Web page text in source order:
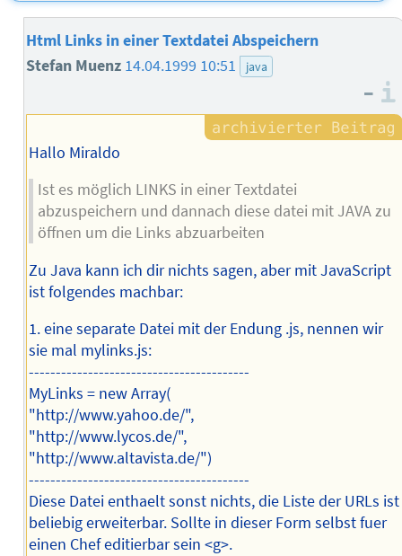
Html Links in einer Textdatei Abspeichern
Stefan Muenz 14.04.1999 10:51 java
–
Hallo Miraldo
Ist es möglich LINKS in einer Textdatei
abzuspeichern und dannach diese datei mit JAVA zu
öffnen um die Links abzuarbeiten
Zu Java kann ich dir nichts sagen, aber mit JavaScript
ist folgendes machbar:
1. eine separate Datei mit der Endung .js, nennen wir
sie mal mylinks.js:
-----------------------------------------
MyLinks = new Array(
"http://www.yahoo.de/",
"http://www.lycos.de/",
"http://www.altavista.de/")
-----------------------------------------
Diese Datei enthaelt sonst nichts, die Liste der URLs ist
beliebig erweiterbar. Sollte in dieser Form selbst fuer
einen Chef editierbar sein <g>.